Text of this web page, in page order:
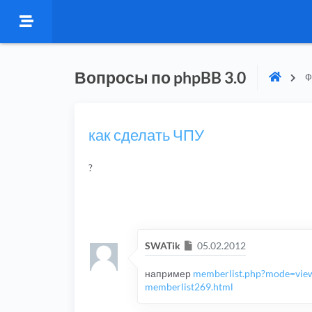
Вопросы по phpBB 3.0
как сделать ЧПУ
?
SWATik Сообщение
05.02.2012
например
memberlist269.html